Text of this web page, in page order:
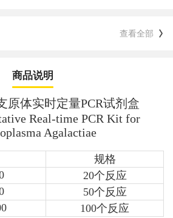
查看全部
商品说明
原体实时定量PCR试剂盒
Real-time PCR Kit for
Agalactiae
规格
20个反应
50个反应
100个反应